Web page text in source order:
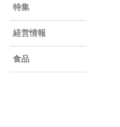
特集
経営情報
食品